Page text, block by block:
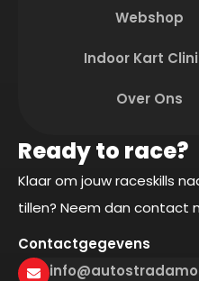
Webshop
Indoor Kart
Over Ons
Ready to race?
Klaar om jouw raceskills
tillen? Neem dan contact
Contactgegevens